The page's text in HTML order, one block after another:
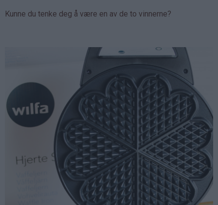
Kunne du tenke deg å være en av de to vinnerne?